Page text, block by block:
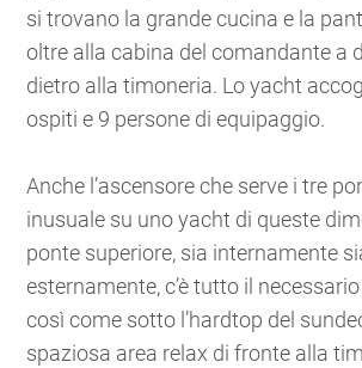
si trovano la grande cucina e la
oltre alla cabina del comandante a
dietro alla timoneria. Lo yacht
ospiti e 9 persone di equipaggio.
Anche l’ascensore che serve i tre
inusuale su uno yacht di queste
ponte superiore, sia internamente
esternamente, c’è tutto il
così come sotto l’hardtop del
spaziosa area relax di fronte alla